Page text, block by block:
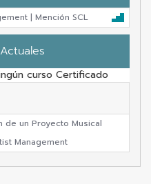
| Mención SCL
curso Certificado
de un Proyecto Musical
Management